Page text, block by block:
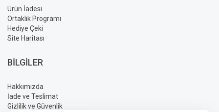
Ürün İadesi
Ortaklık Programı
Hediye Çeki
Site Haritası
BILGILER
Hakkımızda
İade ve Teslimat
Gizlilik ve Güvenlik